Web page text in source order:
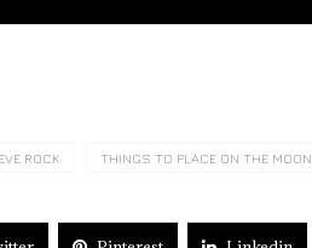
ROCK THINGS TO PLACE ON THE MOON